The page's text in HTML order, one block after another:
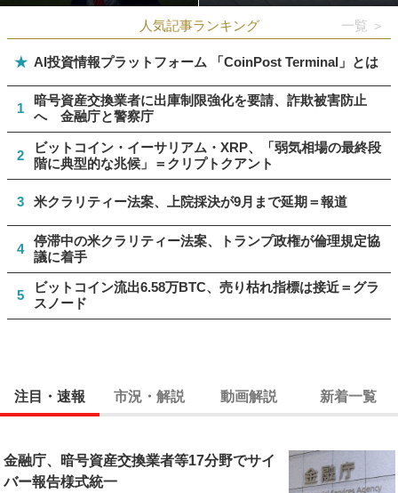
人気記事ランキング 一覧 ＞
★ AI投資情報プラットフォーム 「CoinPost Terminal」とは
1
暗号資産交換業者に出庫制限強化を要請、詐欺被害防止
へ 金融庁と警察庁
2
ビットコイン・イーサリアム・XRP、「弱気相場の最終段
階に典型的な兆候」＝クリプトクアント
3 米クラリティー法案、上院採決が9月まで延期＝報道
4
停滞中の米クラリティー法案、トランプ政権が倫理規定協
議に着手
5
ビットコイン流出6.58万BTC、売り枯れ指標は接近＝グラ
スノード
注目・速報 市況・解説 動画解説 新着一覧
金融庁、暗号資産交換業者等17分野でサイ
バー報告様式統一